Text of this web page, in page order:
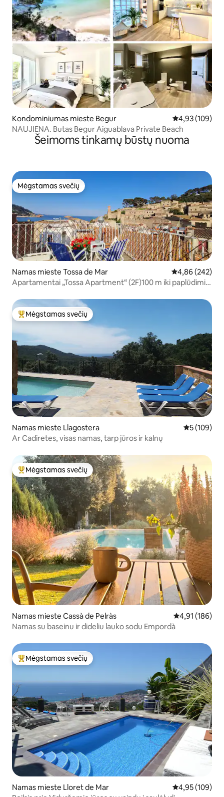
Kondominiumas mieste Begur Vidutinis
4,93 (109)
NAUJIENA. Butas Begur Aiguablava Private Beach
Šeimoms tinkamų būstų nuoma
Mėgstamas svečių
Mėgstamas svečių
Namas mieste Tossa de Mar Vidutinis
4,86 (242)
Apartamentai „Tossa Apartment“ (2F)100 m iki paplūdimio
Svečių mėgstamiausias
Mėgstamas svečių
Namas mieste Llagostera Vidutinis
5 (109)
Ar Cadiretes, visas namas, tarp jūros ir kalnų
Svečių mėgstamiausias
Mėgstamas svečių
Namas mieste Cassà de Pelràs Vidutinis
4,91 (186)
Namas su baseinu ir dideliu lauko sodu Empordà
Svečių mėgstamiausias
Mėgstamas svečių
Namas mieste Lloret de Mar Vidutinis
4,95 (109)